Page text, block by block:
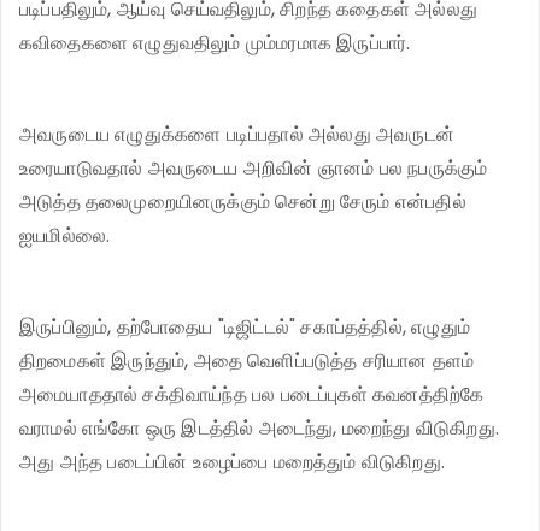
படிப்பதிலும், ஆய்வு செய்வதிலும், சிறந்த கதைகள் அல்லது
கவிதைகளை எழுதுவதிலும் மும்மரமாக இருப்பார்.
அவருடைய எழுதுக்களை படிப்பதால் அல்லது அவருடன்
உரையாடுவதால் அவருடைய அறிவின் ஞானம் பல நபருக்கும்
அடுத்த தலைமுறையினருக்கும் சென்று சேரும் என்பதில்
ஐயமில்லை.
இருப்பினும், தற்போதைய "டிஜிட்டல்" சகாப்தத்தில், எழுதும்
திறமைகள் இருந்தும், அதை வெளிப்படுத்த சரியான தளம்
அமையாததால் சக்திவாய்ந்த பல படைப்புகள் கவனத்திற்கே
வராமல் எங்கோ ஒரு இடத்தில் அடைந்து, மறைந்து விடுகிறது.
அது அந்த படைப்பின் உழைப்பை மறைத்தும் விடுகிறது.